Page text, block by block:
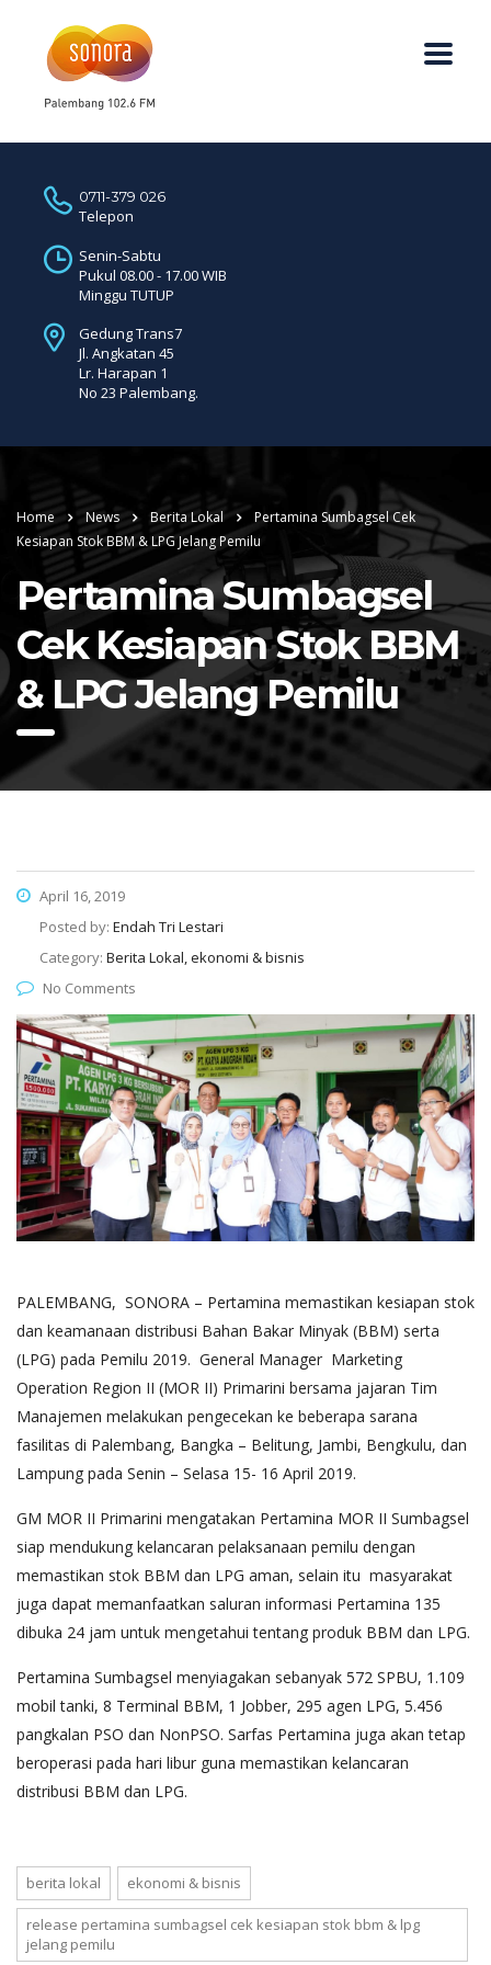
0711-379 026
Telepon
Senin-Sabtu
Pukul 08.00 - 17.00 WIB
Minggu TUTUP
Gedung Trans7
Jl. Angkatan 45
Lr. Harapan 1
No 23 Palembang.
Home News Berita Lokal
Pertamina Sumbagsel Cek
Kesiapan Stok BBM & LPG Jelang Pemilu
Pertamina Sumbagsel
Cek Kesiapan Stok BBM
& LPG Jelang Pemilu
April 16, 2019
Posted by: Endah Tri Lestari
Category: Berita Lokal, ekonomi & bisnis
No Comments
PALEMBANG, SONORA – Pertamina memastikan kesiapan stok
dan keamanaan distribusi Bahan Bakar Minyak (BBM) serta
(LPG) pada Pemilu 2019. General Manager Marketing
Operation Region II (MOR II) Primarini bersama jajaran Tim
Manajemen melakukan pengecekan ke beberapa sarana
fasilitas di Palembang, Bangka – Belitung, Jambi, Bengkulu, dan
Lampung pada Senin – Selasa 15- 16 April 2019.
GM MOR II Primarini mengatakan Pertamina MOR II Sumbagsel
siap mendukung kelancaran pelaksanaan pemilu dengan
memastikan stok BBM dan LPG aman, selain itu masyarakat
juga dapat memanfaatkan saluran informasi Pertamina 135
dibuka 24 jam untuk mengetahui tentang produk BBM dan LPG.
Pertamina Sumbagsel menyiagakan sebanyak 572 SPBU, 1.109
mobil tanki, 8 Terminal BBM, 1 Jobber, 295 agen LPG, 5.456
pangkalan PSO dan NonPSO. Sarfas Pertamina juga akan tetap
beroperasi pada hari libur guna memastikan kelancaran
distribusi BBM dan LPG.
berita lokal ekonomi & bisnis
release pertamina sumbagsel cek kesiapan stok bbm & lpg
jelang pemilu